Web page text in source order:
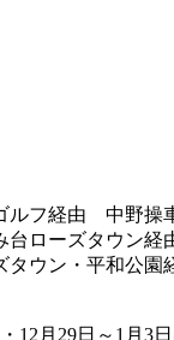
ルフ経由 中野操
台ローズタウン
タウン・平和公
12月29日～1月3